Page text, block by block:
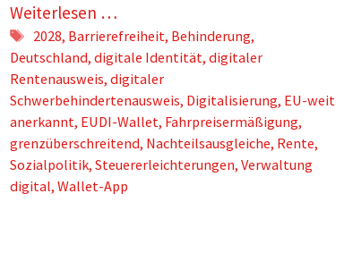
Weiterlesen …
Schlagwörter
2028, Barrierefreiheit, Behinderung,
Deutschland,digitale Identität,digitaler
Rentenausweis,digitaler
Schwerbehindertenausweis, Digitalisierung, EU-weit
anerkannt, EUDI-Wallet, Fahrpreisermäßigung,
grenzüberschreitend, Nachteilsausgleiche, Rente,
Sozialpolitik,Steuererleichterungen,Verwaltung
digital,Wallet-App